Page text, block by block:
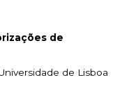
de
de Lisboa